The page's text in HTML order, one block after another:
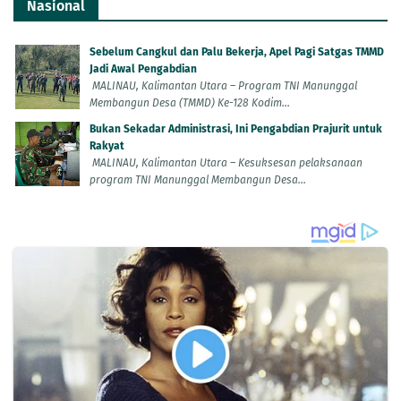
Nasional
Sebelum Cangkul dan Palu Bekerja, Apel Pagi Satgas TMMD
Jadi Awal Pengabdian
MALINAU, Kalimantan Utara – Program TNI Manunggal
Membangun Desa (TMMD) Ke-128 Kodim...
Bukan Sekadar Administrasi, Ini Pengabdian Prajurit untuk
Rakyat
MALINAU, Kalimantan Utara – Kesuksesan pelaksanaan
program TNI Manunggal Membangun Desa...